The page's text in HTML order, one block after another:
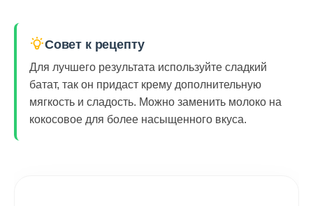
Совет к рецепту
Для лучшего результата используйте сладкий
батат, так он придаст крему дополнительную
мягкость и сладость. Можно заменить молоко на
кокосовое для более насыщенного вкуса.